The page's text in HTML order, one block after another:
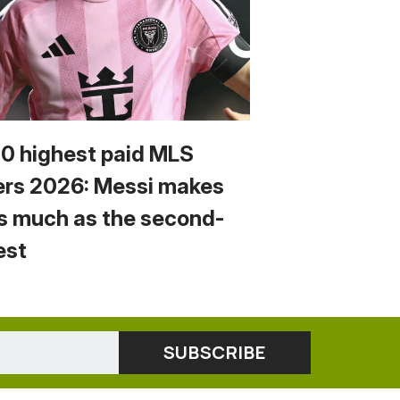
highest paid MLS
2026: Messi makes
much as the second-